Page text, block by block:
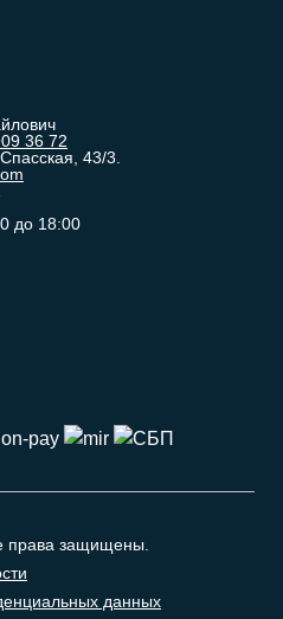
36 72
43/3.
до 18:00
права защищены.
данных